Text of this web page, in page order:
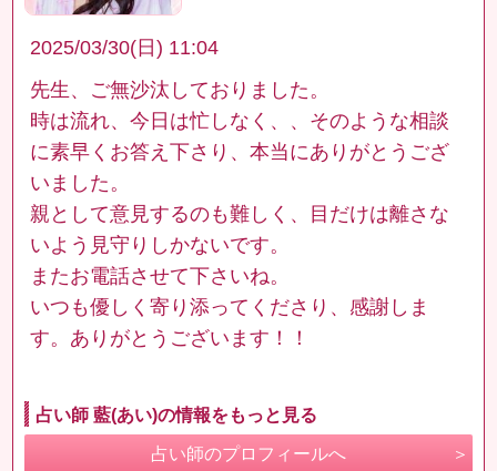
2025/03/30(日) 11:04
先生、ご無沙汰しておりました。
時は流れ、今日は忙しなく、、そのような相談
に素早くお答え下さり、本当にありがとうござ
いました。
親として意見するのも難しく、目だけは離さな
いよう見守りしかないです。
またお電話させて下さいね。
いつも優しく寄り添ってくださり、感謝しま
す。ありがとうございます！！
占い師 藍(あい)の情報をもっと見る
占い師のプロフィールへ